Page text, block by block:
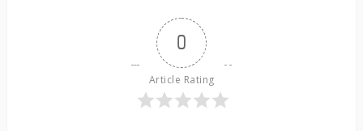
0
Article Rating